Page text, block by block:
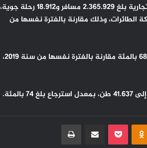
وأشار المكتب إلى أن مطارات المملكة سجلت، في شهر يوليوز 2022، حجم حركة جوية تجارية بلغ 2.365.929 مسافر و18.912 رحلة جوية،
للمسافرين و94 بالمئة بالنسبة لحركة الطائرات، وذلك مقارنة بالفترة نفسها من
من جهته، سجلت عمليات الشحن الجوي خلال شهر يوليوز الماضي، معدل استرجاع بلغ 68 بالمئة مقارنة بالفترة نفسها من سنة 2019،
Odnoklassniki
‫Pocket مشاركة عبر البريد طباعة